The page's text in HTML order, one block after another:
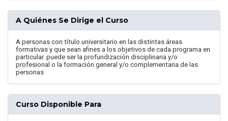
A Quiénes Se Dirige el Curso
A personas con título universitario en las distintas áreas
formativas y que sean afines a los objetivos de cada programa en
particular. puede ser la profundización disciplinaria y/o
profesional o la formación general y/o complementaria de las
personas
Curso Disponible Para